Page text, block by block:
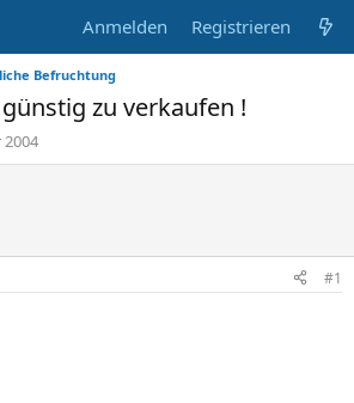
Anmelden Registrieren
Befruchtung
zu verkaufen !
2004
#1